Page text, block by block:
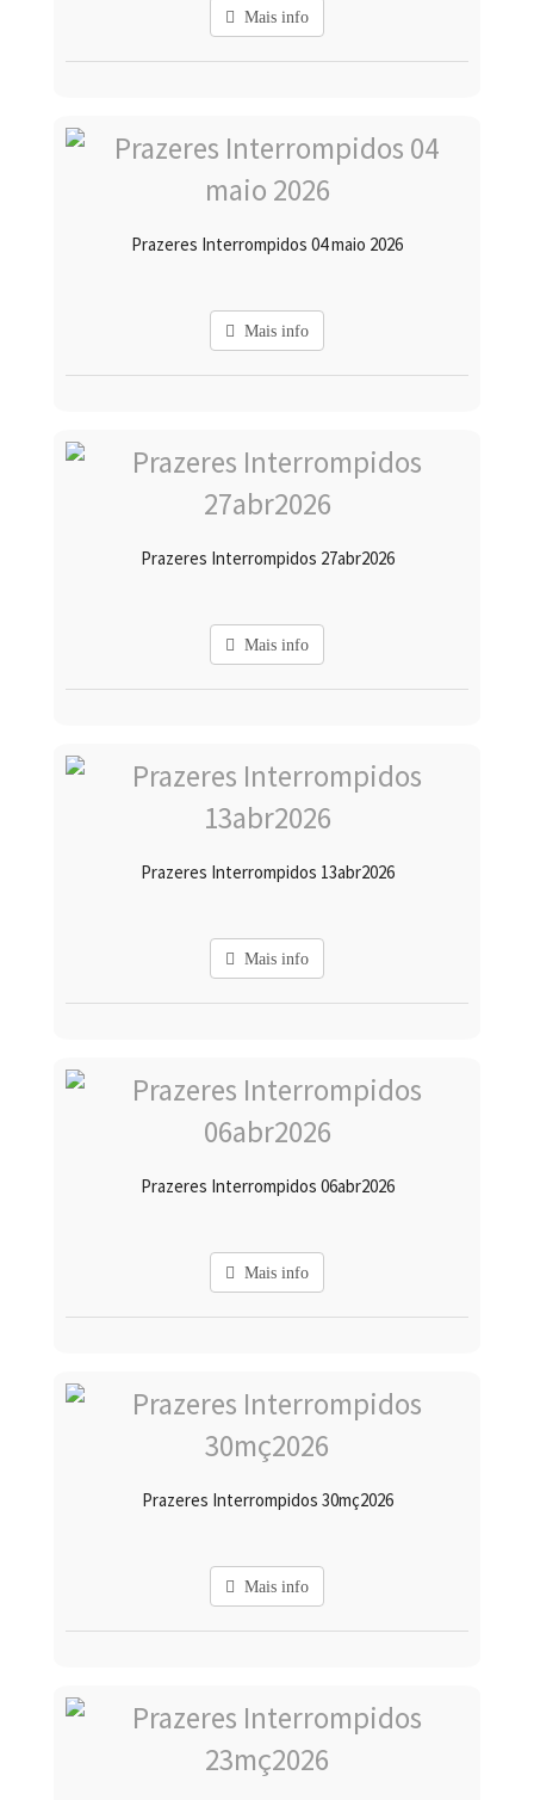
Mais info
Prazeres Interrompidos 04 maio 2026
Mais info
Prazeres Interrompidos 27abr2026
Mais info
Prazeres Interrompidos 13abr2026
Mais info
Prazeres Interrompidos 06abr2026
Mais info
Prazeres Interrompidos 30mç2026
Mais info